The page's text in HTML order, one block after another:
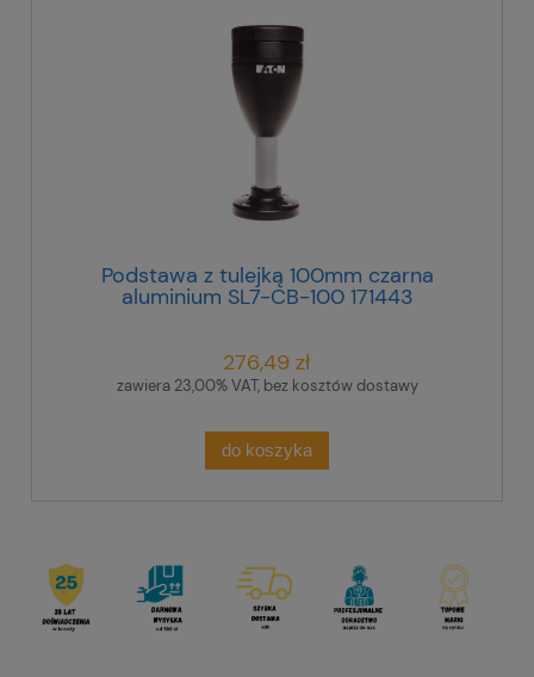
Podstawa z tulejką 100mm czarna
aluminium SL7-CB-100 171443
276,49 zł
zawiera 23,00% VAT, bez kosztów dostawy
do koszyka